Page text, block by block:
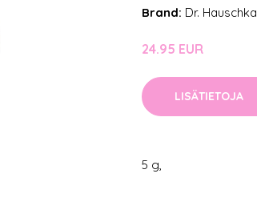
Brand: Dr. Hauschka
24.95 EUR
LISÄTIETOJA
5 g,